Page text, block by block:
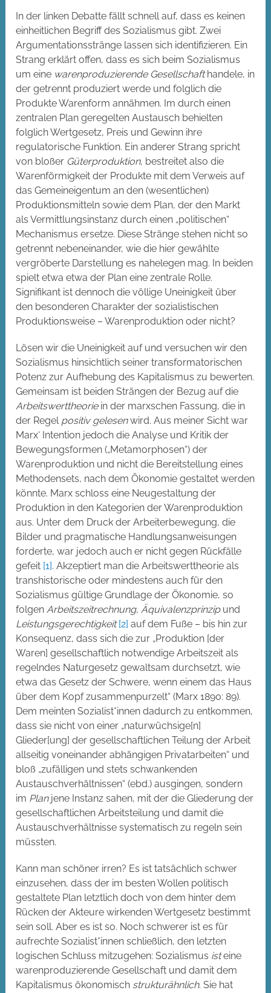
In der linken Debatte fällt schnell auf, dass es keinen
einheitlichen Begriff des Sozialismus gibt. Zwei
Argumentationsstränge lassen sich identifizieren. Ein
Strang erklärt offen, dass es sich beim Sozialismus
um eine warenproduzierende Gesellschafthandele, in
der getrennt produziert werde und folglich die
Produkte Warenform annähmen. Im durch einen
zentralen Plan geregelten Austausch behielten
folglich Wertgesetz, Preis und Gewinn ihre
regulatorische Funktion. Ein anderer Strang spricht
von bloßer Güterproduktion, bestreitet also die
Warenförmigkeit der Produkte mit dem Verweis auf
das Gemeineigentum an den (wesentlichen)
Produktionsmitteln sowie dem Plan, der den Markt
als Vermittlungsinstanz durch einen „politischen“
Mechanismus ersetze. Diese Stränge stehen nicht so
getrennt nebeneinander, wie die hier gewählte
vergröberte Darstellung es nahelegen mag. In beiden
spielt etwa etwa der Plan eine zentrale Rolle.
Signifikant ist dennoch die völlige Uneinigkeit über
den besonderen Charakter der sozialistischen
Produktionsweise – Warenproduktion oder nicht?
Lösen wir die Uneinigkeit auf und versuchen wir den
Sozialismus hinsichtlich seiner transformatorischen
Potenz zur Aufhebung des Kapitalismus zu bewerten.
Gemeinsam ist beiden Strängen der Bezug auf die
Arbeitswerttheoriein der marxschen Fassung, die in
der Regel positiv gelesenwird. Aus meiner Sicht war
Marx‘ Intention jedoch die Analyse und Kritik der
Bewegungsformen („Metamorphosen“) der
Warenproduktion und nicht die Bereitstellung eines
Methodensets, nach dem Ökonomie gestaltet werden
könnte. Marx schloss eine Neugestaltung der
Produktion in den Kategorien der Warenproduktion
aus. Unter dem Druck der Arbeiterbewegung, die
Bilder und pragmatische Handlungsanweisungen
forderte, war jedoch auch er nicht gegen Rückfälle
gefeit [1]. Akzeptiert man die Arbeitswerttheorie als
transhistorische oder mindestens auch für den
Sozialismus gültige Grundlage der Ökonomie, so
folgenArbeitszeitrechnung,Äquivalenzprinzipund
Leistungsgerechtigkeit [2] auf dem Fuße – bis hin zur
Konsequenz, dass sich die zur „Produktion [der
Waren] gesellschaftlich notwendige Arbeitszeit als
regelndes Naturgesetz gewaltsam durchsetzt, wie
etwa das Gesetz der Schwere, wenn einem das Haus
über dem Kopf zusammenpurzelt“ (Marx 1890: 89).
Dem meinten Sozialist*innen dadurch zu entkommen,
dass sie nicht von einer „naturwüchsige[n]
Glieder[ung] der gesellschaftlichen Teilung der Arbeit
allseitig voneinander abhängigen Privatarbeiten“ und
bloß „zufälligen und stets schwankenden
Austauschverhältnissen“ (ebd.) ausgingen, sondern
im Planjene Instanz sahen, mit der die Gliederung der
gesellschaftlichen Arbeitsteilung und damit die
Austauschverhältnisse systematisch zu regeln sein
müssten.
Kann man schöner irren? Es ist tatsächlich schwer
einzusehen, dass der im besten Wollen politisch
gestaltete Plan letztlich doch von dem hinter dem
Rücken der Akteure wirkenden Wertgesetz bestimmt
sein soll. Aber es ist so. Noch schwerer ist es für
aufrechte Sozialist*innen schließlich, den letzten
logischen Schluss mitzugehen: Sozialismus isteine
warenproduzierende Gesellschaft und damit dem
Kapitalismus ökonomisch strukturähnlich. Sie hat